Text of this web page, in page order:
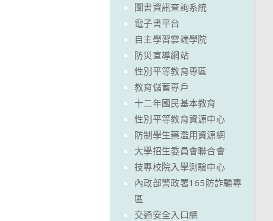
圖書資訊查詢系統
電子書平台
自主學習雲端學院
防災宣導網站
性別平等教育專區
教育儲蓄專戶
十二年國民基本教育
性別平等教育資源中心
防制學生藥濫用資源網
大學招生委員會聯合會
技專校院入學測驗中心
內政部警政署165防詐騙專
區
交通安全入口網